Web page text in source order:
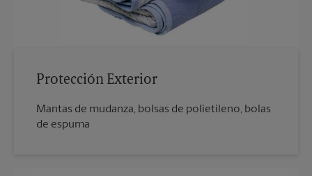
Protección Exterior
Mantas de mudanza, bolsas de polietileno, bolas
de espuma